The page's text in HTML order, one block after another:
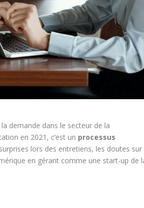
demande dans le secteur de la
en 2021, c’est un processus
lors des entretiens, les doutes sur
en gérant comme une start-up de